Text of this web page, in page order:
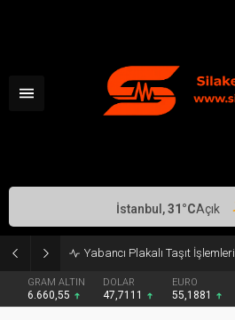
Yabancı Plakalı Taşıt İşlemleri
GRAM ALTIN
6.660,55
DOLAR
47,7111
EURO
55,1881
İstanbul,31°CAçık